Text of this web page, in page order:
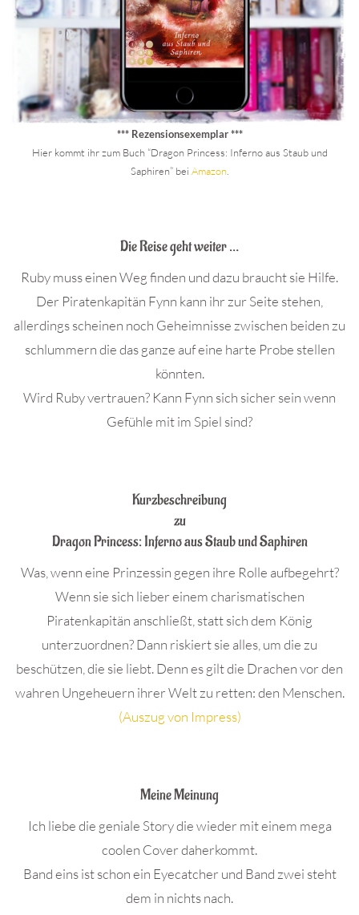
*** Rezensionsexemplar ***
Hier kommt ihr zum Buch “Dragon Princess: Inferno aus Staub und
Saphiren” bei Amazon.
Die Reise geht weiter …
Ruby muss einen Weg finden und dazu braucht sie Hilfe.
Der Piratenkapitän Fynn kann ihr zur Seite stehen,
allerdings scheinen noch Geheimnisse zwischen beiden zu
schlummern die das ganze auf eine harte Probe stellen
könnten.
Wird Ruby vertrauen? Kann Fynn sich sicher sein wenn
Gefühle mit im Spiel sind?
Kurzbeschreibung
zu
Dragon Princess: Inferno aus Staub und Saphiren
Was, wenn eine Prinzessin gegen ihre Rolle aufbegehrt?
Wenn sie sich lieber einem charismatischen
Piratenkapitän anschließt, statt sich dem König
unterzuordnen? Dann riskiert sie alles, um die zu
beschützen, die sie liebt. Denn es gilt die Drachen vor den
wahren Ungeheuern ihrer Welt zu retten: den Menschen.
(Auszug von Impress)
Meine Meinung
Ich liebe die geniale Story die wieder mit einem mega
coolen Cover daherkommt.
Band eins ist schon ein Eyecatcher und Band zwei steht
dem in nichts nach.